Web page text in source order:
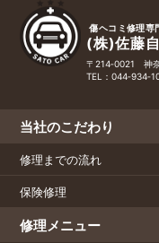
傷ヘコミ修理専
(株)佐藤
〒214‑0021 神
TEL：
当社のこだわり
修理までの流れ
保険修理
修理メニュー